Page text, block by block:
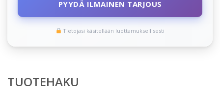
PYYDÄ ILMAINEN TARJOUS
Tietojasi käsitellään luottamuksellisesti
TUOTEHAKU